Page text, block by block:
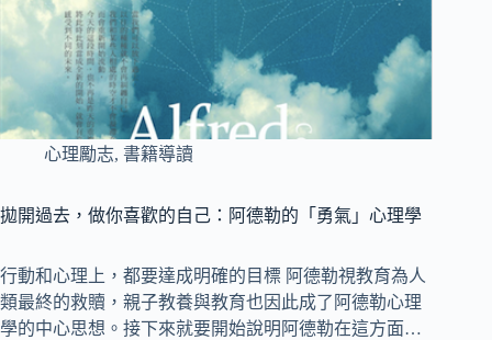
心理勵志, 書籍導讀
拋開過去，做你喜歡的自己：阿德勒的「勇氣」心理學
行動和心理上，都要達成明確的目標 阿德勒視教育為人
類最終的救贖，親子教養與教育也因此成了阿德勒心理
學的中心思想。接下來就要開始說明阿德勒在這方面…